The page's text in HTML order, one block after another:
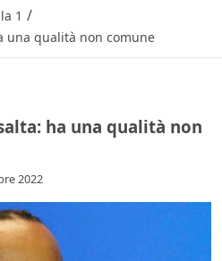
1 /
una qualità non comune
ha una qualità non
2022